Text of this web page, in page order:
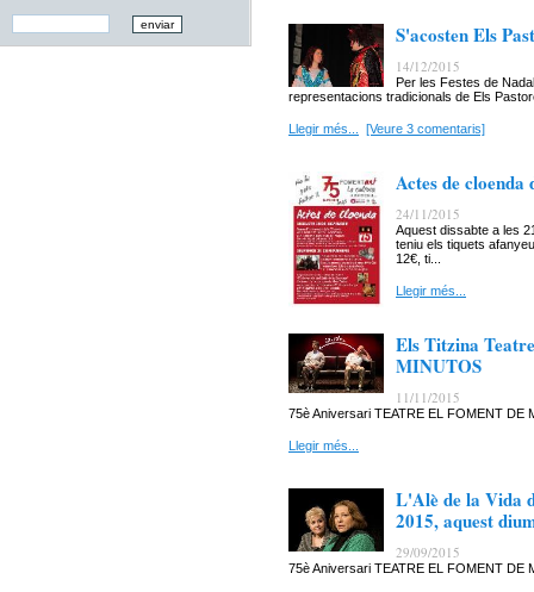
S'acosten Els
14/12/2015
Per les Festes de
representacions tradicionals de Els
Llegir més... [Veure 3 comentaris]
Actes de cloenda
24/11/2015
Aquest dissabte a les
teniu els tiquets
12€, ti...
Llegir més...
Els Titzina
MINUTOS
11/11/2015
75è Aniversari TEATRE EL FOMENT DE
Llegir més...
L'Alè de la Vida
2015, aquest
29/09/2015
75è Aniversari TEATRE EL FOMENT DE